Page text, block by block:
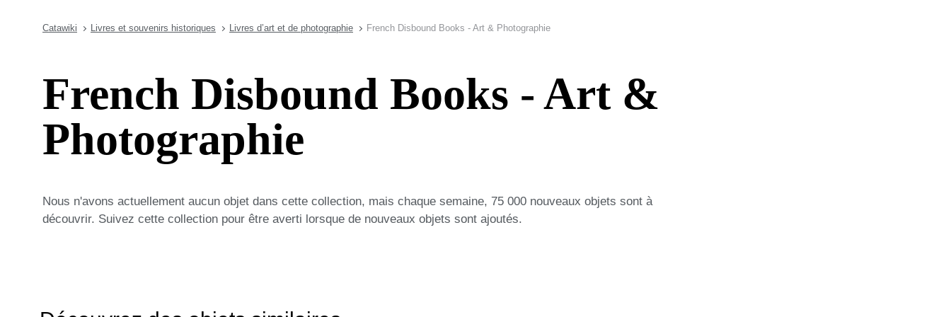
Catawiki Livres et souvenirs historiques Livres d’art et de photographie French Disbound Books - Art & Photographie
French Disbound Books - Art &
Photographie
Nous n'avons actuellement aucun objet dans cette collection, mais chaque semaine, 75 000 nouveaux objets sont à
découvrir. Suivez cette collection pour être averti lorsque de nouveaux objets sont ajoutés.